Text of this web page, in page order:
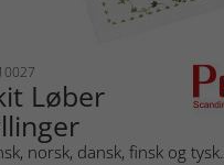
Løber
norsk, dansk, finsk og tysk.